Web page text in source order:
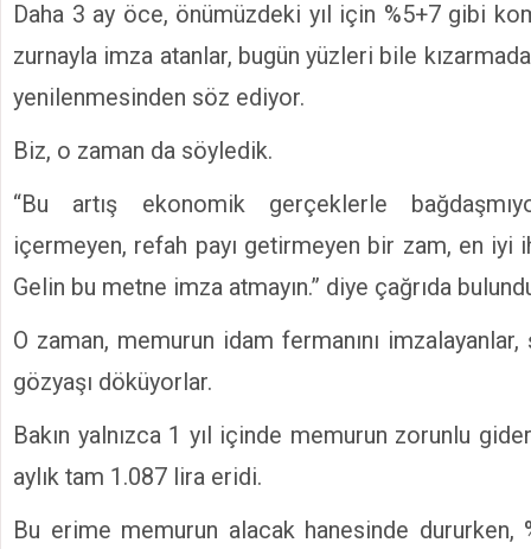
Daha 3 ay öce, önümüzdeki yıl için %5+7 gibi
zurnayla imza atanlar, bugün yüzleri bile
yenilenmesinden söz ediyor.
Biz, o zaman da söyledik.
“Bu artış ekonomik gerçeklerle
içermeyen, refah payı getirmeyen bir zam, en iyi
Gelin bu metne imza atmayın.” diye çağrıda
O zaman, memurun idam fermanını
gözyaşı döküyorlar.
Bakın yalnızca 1 yıl içinde memurun zorunlu
aylık tam 1.087 lira eridi.
Bu erime memurun alacak hanesinde dururken,